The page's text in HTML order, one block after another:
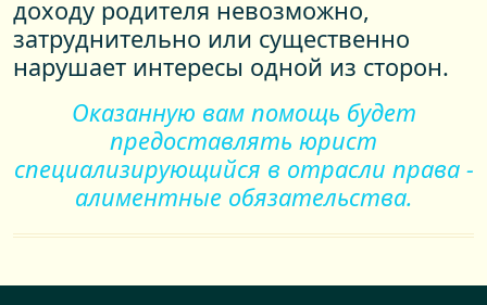
доходу родителя невозможно,
затруднительно или существенно
нарушает интересы одной из сторон.
Оказанную вам помощь будет
предоставлять юрист
специализирующийся в отрасли права -
алиментные обязательства.